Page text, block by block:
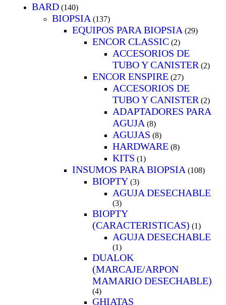
BARD (140)
BIOPSIA (137)
EQUIPOS PARA BIOPSIA (29)
ENCOR CLASSIC (2)
ACCESORIOS DE
TUBO Y CANISTER (2)
ENCOR ENSPIRE (27)
ACCESORIOS DE
TUBO Y CANISTER (2)
ADAPTADORES PARA
AGUJA (8)
AGUJAS (8)
HARDWARE (8)
KITS (1)
INSUMOS PARA BIOPSIA (108)
BIOPTY (3)
AGUJA DESECHABLE
(3)
BIOPTY
(CARACTERISTICAS) (1)
AGUJA DESECHABLE
(1)
DUALOK
(MARCAJE/ARPON
MAMARIO DESECHABLE)
(4)
GHIATAS